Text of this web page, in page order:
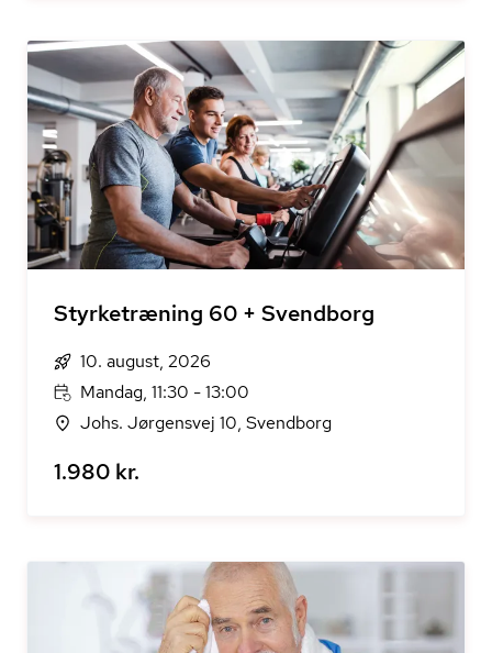
Styrketræning 60 + Svendborg
10. august, 2026
Mandag, 11:30 - 13:00
Johs. Jørgensvej 10, Svendborg
1.980 kr.